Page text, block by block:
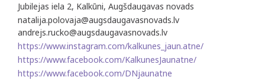
Jubilejas iela 2, Kalkūni, Augšdaugavas novads
natalija.polovaja@augsdaugavasnovads.lv
andrejs.rucko@augsdaugavasnovads.lv
https://www.instagram.com/kalkunes_jaun.atne/
https://www.facebook.com/KalkunesJaunatne/
https://www.facebook.com/DNjaunatne